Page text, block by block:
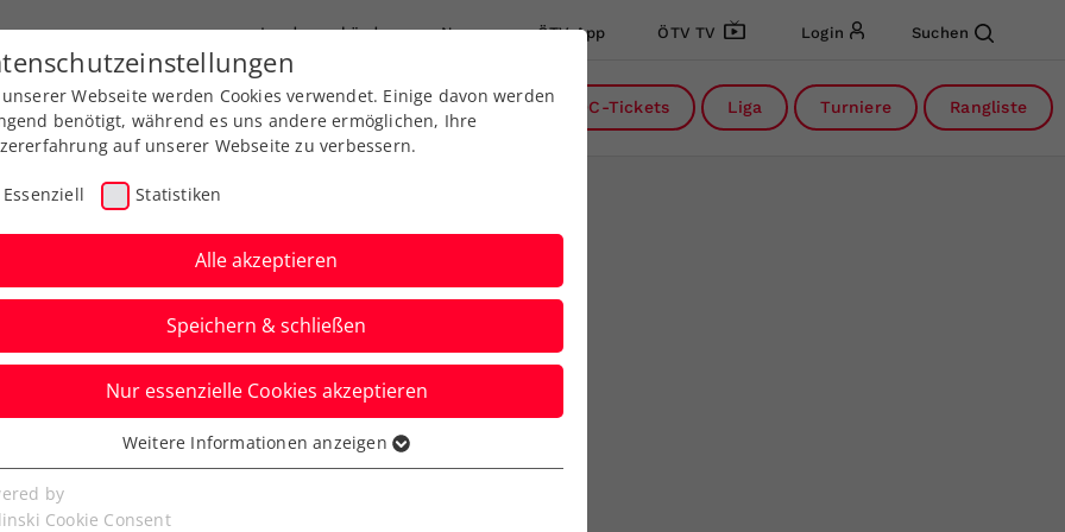
Landesverbände News ÖTV App ÖTV TV Login Suchen
Ausbildung Services Über uns DC-Tickets Liga Turniere Rangliste
Neumayer
mit Ofner
Webseite werden Cookies verwendet. Einige davon werden
benötigt, während es uns andere ermöglichen, Ihre
auf unserer Webseite zu verbessern.
Essenziell Statistiken
Alle akzeptieren
Speichern & schließen
Nur essenzielle Cookies akzeptieren
Cookies werden für grundlegende Funktionen der
benötigt. Dadurch ist gewährleistet, dass die Webseite
Weitere Informationen anzeigen
by
Cookie Consent